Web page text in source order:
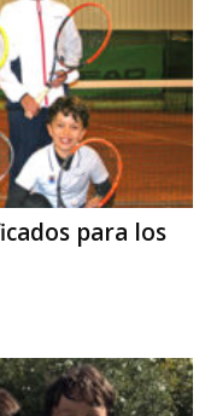
para los